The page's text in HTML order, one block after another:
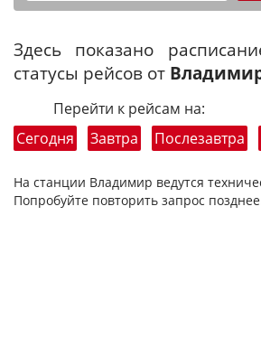
Здесь показано
статусы рейсов от
Перейти к рейсам на:
Сегодня
Завтра Послезавтра
На станции Владимир ведутся
Попробуйте повторить запрос